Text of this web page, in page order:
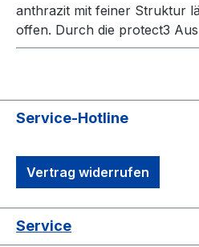
anthrazit mit feiner Struktur
offen. Durch die protect3
Service-Hotline
Vertrag widerrufen
Service